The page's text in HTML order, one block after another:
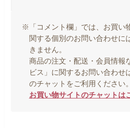
※「コメント欄」では、お買い
関する個別のお問い合わせに
きません。
商品の注文・配送・会員情報
ビス」に関するお問い合わせ
のチャットをご利用ください。
お買い物サイトのチャットは